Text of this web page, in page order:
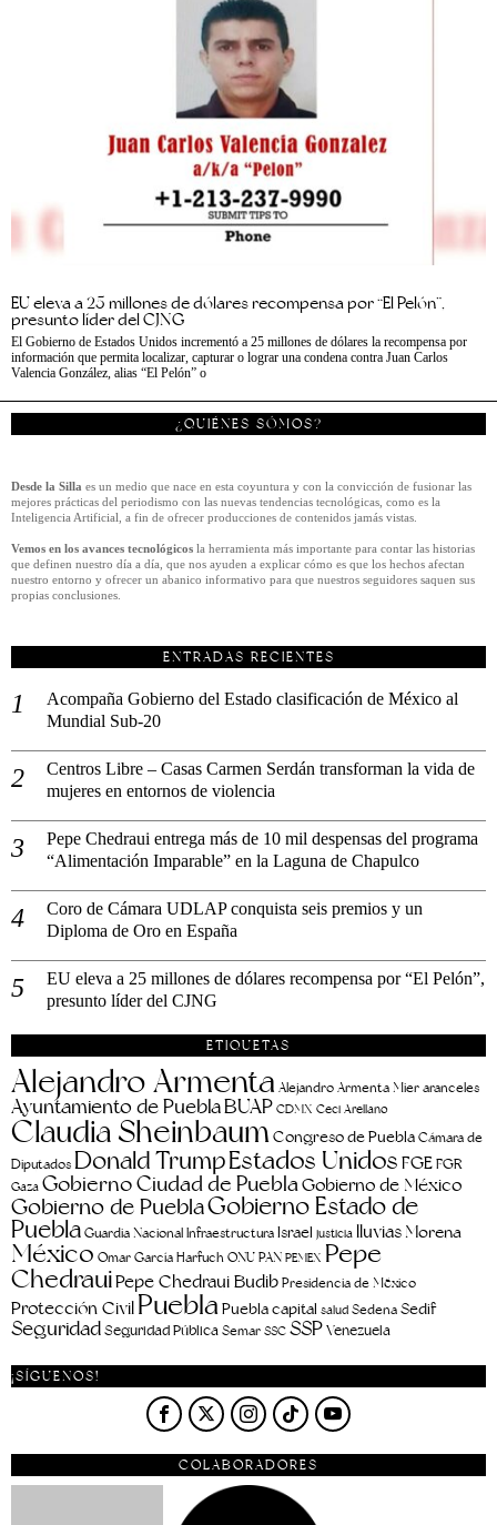
EU eleva a 25 millones de dólares recompensa por “El Pelón”,
presunto líder del CJNG
El Gobierno de Estados Unidos incrementó a 25 millones de dólares la recompensa por
información que permita localizar, capturar o lograr una condena contra Juan Carlos
Valencia González, alias “El Pelón” o
¿QUIÉNES SÓMOS?
Desde la Silla es un medio que nace en esta coyuntura y con la convicción de fusionar las
mejores prácticas del periodismo con las nuevas tendencias tecnológicas, como es la
Inteligencia Artificial, a fin de ofrecer producciones de contenidos jamás vistas.
Vemos en los avances tecnológicos la herramienta más importante para contar las historias
que definen nuestro día a día, que nos ayuden a explicar cómo es que los hechos afectan
nuestro entorno y ofrecer un abanico informativo para que nuestros seguidores saquen sus
propias conclusiones.
ENTRADAS RECIENTES
Acompaña Gobierno del Estado clasificación de México al
Mundial Sub-20
Centros Libre – Casas Carmen Serdán transforman la vida de
mujeres en entornos de violencia
Pepe Chedraui entrega más de 10 mil despensas del programa
“Alimentación Imparable” en la Laguna de Chapulco
Coro de Cámara UDLAP conquista seis premios y un
Diploma de Oro en España
EU eleva a 25 millones de dólares recompensa por “El Pelón”,
presunto líder del CJNG
ETIQUETAS
Alejandro Armenta Alejandro Armenta Mier aranceles
Ayuntamiento de PueblaBUAP CDMX Ceci Arellano
Claudia SheinbaumCongreso de Puebla Cámara de
Diputados Donald TrumpEstados Unidos FGEFGR
Gaza Gobierno Ciudad de PueblaGobierno de México
Gobierno de PueblaGobierno Estado de
PueblaGuardia Nacional Infraestructura Israel justicia lluviasMorena
México Omar García Harfuch ONU PAN PEMEX Pepe
ChedrauiPepe Chedraui BudibPresidencia de México
Protección Civil PueblaPuebla capital salud Sedena Sedif
SeguridadSeguridad Pública Semar SSC SSPVenezuela
¡SÍGUENOS!
COLABORADORES